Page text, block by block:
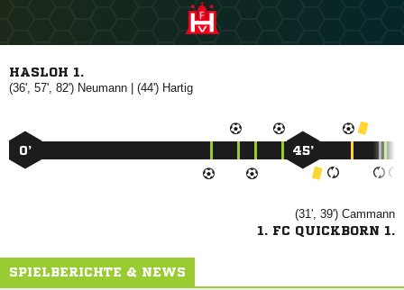
HASLOH 1.
(36', 57', 82')  | (44') 
0’ 45’
(31', 39') 
1. FC QUICKBORN 1.
SPIELBERICHTE & NEWS